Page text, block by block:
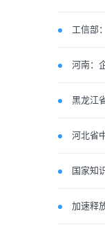
工信部
河南：
黑龙江
河北省
国家知
加速释